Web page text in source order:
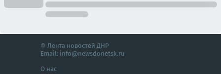
© Лента новостей ДНР
Email: info@newsdonetsk.ru
О нас